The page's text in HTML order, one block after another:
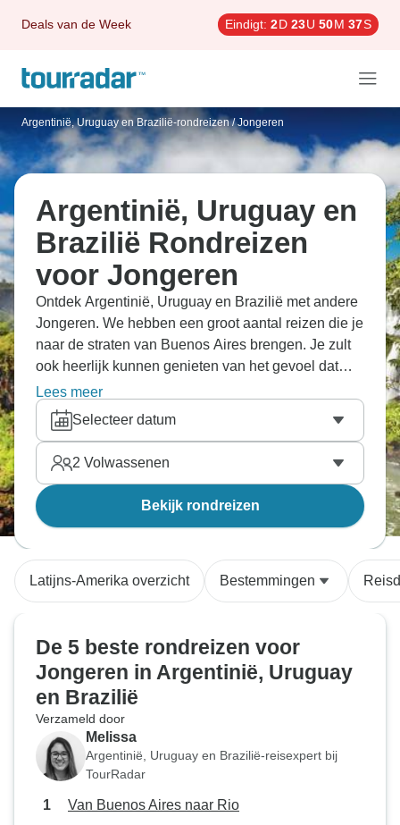
Deals van de Week Eindigt: 2D 23U 50M 36S
Argentinië, Uruguay en Brazilië-rondreizen / Jongeren
Argentinië, Uruguay en
Brazilië Rondreizen
voor Jongeren
Ontdek Argentinië, Uruguay en Brazilië met andere
Jongeren. We hebben een groot aantal reizen die je
naar de straten van Buenos Aires brengen. Je zult
ook heerlijk kunnen genieten van het gevoel dat
Puerto Iguazu je geeft.
Lees meer
Selecteer datum
2 Volwassenen
Bekijk rondreizen
Latijns-Amerika overzicht Bestemmingen
De 5 beste rondreizen voor
Jongeren in Argentinië, Uruguay
en Brazilië
Verzameld door
Melissa
Argentinië, Uruguay en Brazilië-reisexpert bij
TourRadar
Van Buenos Aires naar Rio